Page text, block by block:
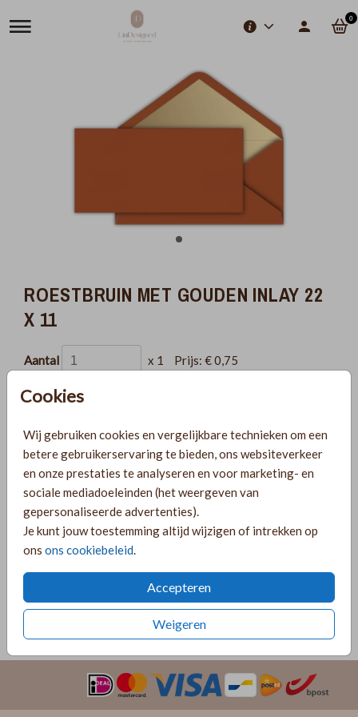
0
Cookies
Wij gebruiken cookies en vergelijkbare technieken om een
betere gebruikerservaring te bieden, ons websiteverkeer
en onze prestaties te analyseren en voor marketing- en
sociale mediadoeleinden (het weergeven van
gepersonaliseerde advertenties).
Je kunt jouw toestemming altijd wijzigen of intrekken op
ons ons cookiebeleid
Accepteren
Weigeren
ROESTBRUIN MET GOUDEN INLAY 22
X 11
Aantal x 1 Prijs: € 0,75
Gratis verzending
Voor 18:00 uur besteld, morgen in huis!
Ruime keuze uit producten voor bij je kaartje
OMSCHRIJVING
Roestbruin met gouden inlay 22 x 11
Prijs:€ 0,75 per 1